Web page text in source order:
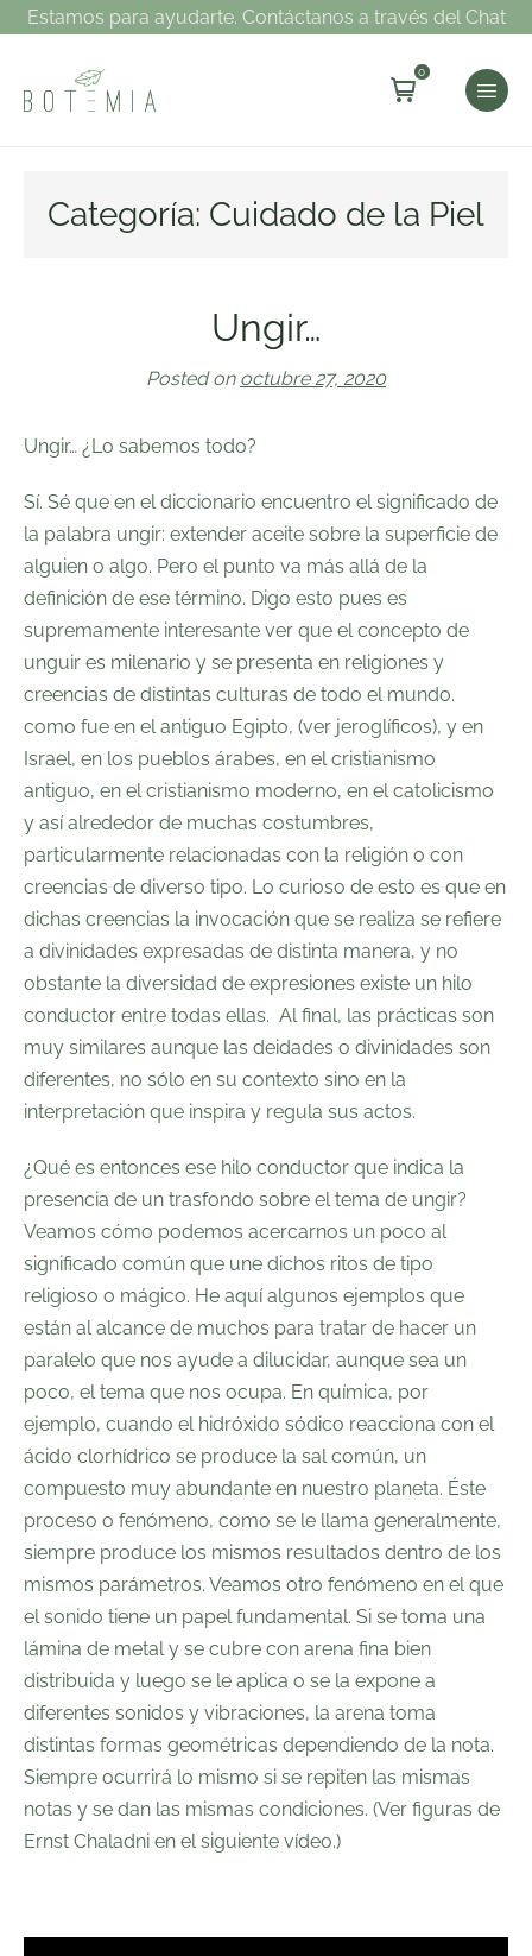
Estamos para ayudarte. Contáctanos a través del Chat
0
Categoría: Cuidado de la Piel
Ungir…
Posted on octubre 27, 2020
Ungir… ¿Lo sabemos todo?
Sí. Sé que en el diccionario encuentro el significado de
la palabra ungir: extender aceite sobre la superficie de
alguien o algo. Pero el punto va más allá de la
definición de ese término. Digo esto pues es
supremamente interesante ver que el concepto de
unguir es milenario y se presenta en religiones y
creencias de distintas culturas de todo el mundo.
como fue en el antiguo Egipto, (ver jeroglíficos), y en
Israel, en los pueblos árabes, en el cristianismo
antiguo, en el cristianismo moderno, en el catolicismo
y así alrededor de muchas costumbres,
particularmente relacionadas con la religión o con
creencias de diverso tipo. Lo curioso de esto es que en
dichas creencias la invocación que se realiza se refiere
a divinidades expresadas de distinta manera, y no
obstante la diversidad de expresiones existe un hilo
conductor entre todas ellas. Al final, las prácticas son
muy similares aunque las deidades o divinidades son
diferentes, no sólo en su contexto sino en la
interpretación que inspira y regula sus actos.
¿Qué es entonces ese hilo conductor que indica la
presencia de un trasfondo sobre el tema de ungir?
Veamos cómo podemos acercarnos un poco al
significado común que une dichos ritos de tipo
religioso o mágico. He aquí algunos ejemplos que
están al alcance de muchos para tratar de hacer un
paralelo que nos ayude a dilucidar, aunque sea un
poco, el tema que nos ocupa. En química, por
ejemplo, cuando el hidróxido sódico reacciona con el
ácido clorhídrico se produce la sal común, un
compuesto muy abundante en nuestro planeta. Éste
proceso o fenómeno, como se le llama generalmente,
siempre produce los mismos resultados dentro de los
mismos parámetros. Veamos otro fenómeno en el que
el sonido tiene un papel fundamental. Si se toma una
lámina de metal y se cubre con arena fina bien
distribuida y luego se le aplica o se la expone a
diferentes sonidos y vibraciones, la arena toma
distintas formas geométricas dependiendo de la nota.
Siempre ocurrirá lo mismo si se repiten las mismas
notas y se dan las mismas condiciones. (Ver figuras de
Ernst Chaladni en el siguiente vídeo.)